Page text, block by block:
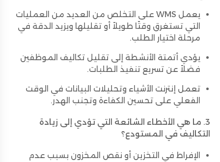
يعمل WMS على التخلص من العديد من العمليات
التي تستغرق وقتًا طويلاً أو تقليلها ويزيد الدقة في
مرحلة اختيار الطلب.
يؤدي أتمتة الأنشطة إلى تقليل تكاليف الموظفين
فضلاً عن تسريع تنفيذ الطلبات.
تعمل إنترنت الأشياء وتحليلات البيانات في الوقت
الفعلي على تحسين الكفاءة وتجنب الهدر.
3. ما هي الأخطاء الشائعة التي تؤدي إلى زيادة
التكاليف في المستودع؟
الإفراط في التخزين أو نقص المخزون بسبب عدم